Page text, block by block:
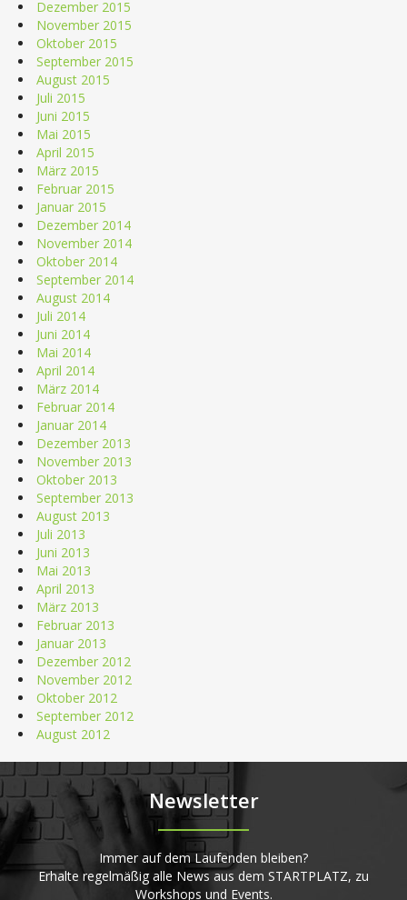
Dezember 2015
November 2015
Oktober 2015
September 2015
August 2015
Juli 2015
Juni 2015
Mai 2015
April 2015
März 2015
Februar 2015
Januar 2015
Dezember 2014
November 2014
Oktober 2014
September 2014
August 2014
Juli 2014
Juni 2014
Mai 2014
April 2014
März 2014
Februar 2014
Januar 2014
Dezember 2013
November 2013
Oktober 2013
September 2013
August 2013
Juli 2013
Juni 2013
Mai 2013
April 2013
März 2013
Februar 2013
Januar 2013
Dezember 2012
November 2012
Oktober 2012
September 2012
August 2012
Newsletter
Immer auf dem Laufenden bleiben?
Erhalte regelmäßig alle News aus dem STARTPLATZ, zu
Workshops und Events.